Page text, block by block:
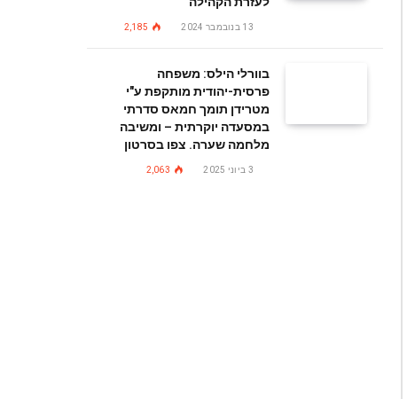
13 בנובמבר 2024 2,185
בוורלי הילס: משפחה
פרסית-יהודית מותקפת ע"י
מטרידן תומך חמאס סדרתי
במסעדה יוקרתית – ומשיבה
מלחמה שערה. צפו בסרטון
3 ביוני 2025 2,063